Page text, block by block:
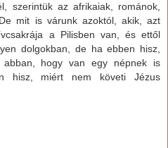
szerintük az afrikaiak, románok,
mit is várunk azoktól, akik, azt
a Pilisben van, és ettől
dolgokban, de ha ebben hisz,
hogy van egy népnek is
hisz, miért nem követi Jézus